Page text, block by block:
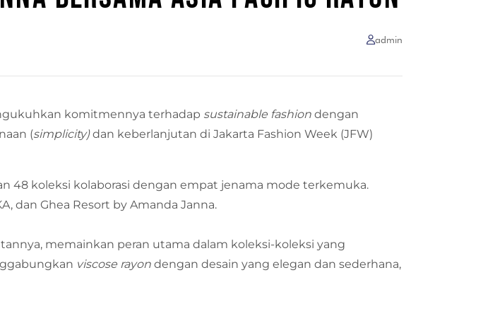
admin
komitmennya terhadap sustainable fashion dengan
(simplicity)dan keberlanjutan di Jakarta Fashion Week (JFW)
48 koleksi kolaborasi dengan empat jenama mode terkemuka.
dan Ghea Resort by Amanda Janna.
memainkan peran utama dalam koleksi-koleksi yang
viscose rayon dengan desain yang elegan dan sederhana,